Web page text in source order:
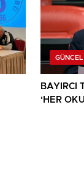
GÜNCEL
BAYIRCI
‘HER